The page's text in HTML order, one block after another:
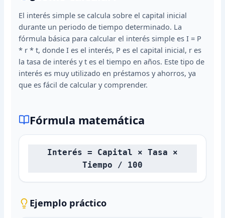
El interés simple se calcula sobre el capital inicial
durante un periodo de tiempo determinado. La
fórmula básica para calcular el interés simple es I = P
* r * t, donde I es el interés, P es el capital inicial, r es
la tasa de interés y t es el tiempo en años. Este tipo de
interés es muy utilizado en préstamos y ahorros, ya
que es fácil de calcular y comprender.
Fórmula matemática
Interés = Capital × Tasa ×
Tiempo / 100
Ejemplo práctico